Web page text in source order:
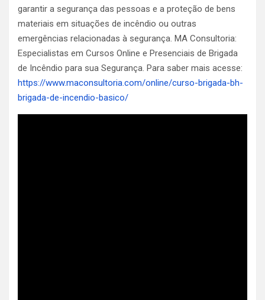
garantir a segurança das pessoas e a proteção de bens
materiais em situações de incêndio ou outras
emergências relacionadas à segurança. MA Consultoria:
Especialistas em Cursos Online e Presenciais de Brigada
de Incêndio para sua Segurança. Para saber mais acesse:
https://www.maconsultoria.com/online/curso-brigada-bh-
brigada-de-incendio-basico/